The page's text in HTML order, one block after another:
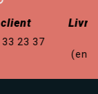
Livraison offerte
(en France